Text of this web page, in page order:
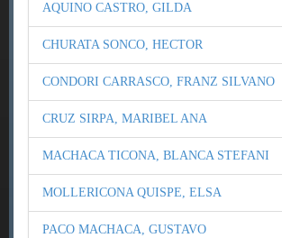
AQUINO CASTRO, GILDA
CHURATA SONCO, HECTOR
CONDORI CARRASCO, FRANZ SILVANO
CRUZ SIRPA, MARIBEL ANA
MACHACA TICONA, BLANCA STEFANI
MOLLERICONA QUISPE, ELSA
PACO MACHACA, GUSTAVO